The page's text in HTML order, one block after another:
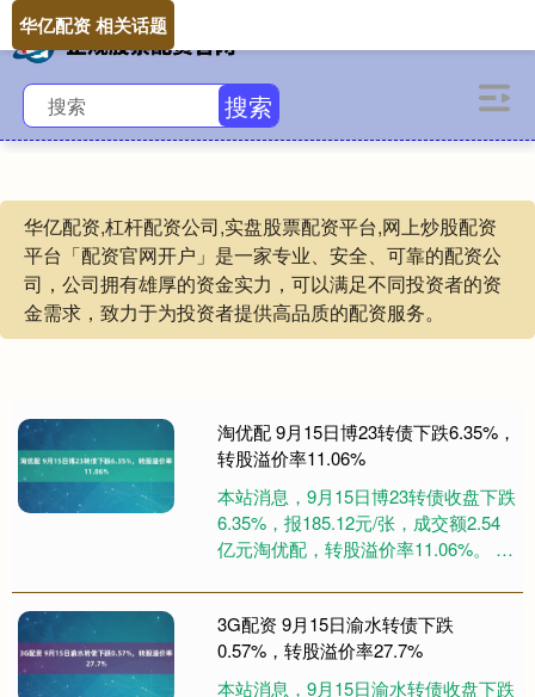
搜索
华亿配资,杠杆配资公司,实盘股票配资平台,网上炒股配资
平台「配资官网开户」是一家专业、安全、可靠的配资公
司，公司拥有雄厚的资金实力，可以满足不同投资者的资
金需求，致力于为投资者提供高品质的配资服务。
华亿配资 相关话题
淘优配 9月15日博23转债下跌6.35%，
转股溢价率11.06%
本站消息，9月15日博23转债收盘下跌
6.35%，报185.12元/张，成交额2.54
亿元淘优配，转股溢价率11.06%。 资
3G配资 9月15日渝水转债下跌
0.57%，转股溢价率27.7%
本站消息，9月15日渝水转债收盘下跌